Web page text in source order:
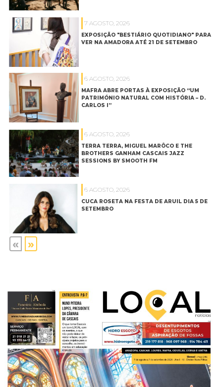
7 AGOSTO, 2026
EXPOSIÇÃO "BESTIÁRIO QUOTIDIANO" PARA
VER NA AMADORA ATÉ 21 DE SETEMBRO
6 AGOSTO, 2026
MAFRA ABRE PORTAS À EXPOSIÇÃO “UM
PATRIMÓNIO NATURAL COM HISTÓRIA – D.
CARLOS I”
6 AGOSTO, 2026
TERRA TERRA, MIGUEL MARÔCO E THE
BROTHERS GANHAM CASCAIS JAZZ
SESSIONS BY SMOOTH FM
6 AGOSTO, 2026
CUCA ROSETA NA FESTA DE ARUIL DIA 5 DE
SETEMBRO
« »